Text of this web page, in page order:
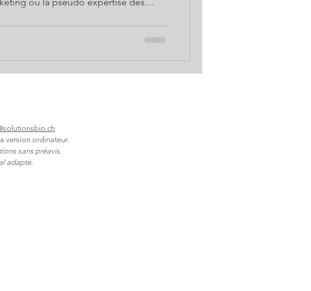
grandes arnaques et tromperies de
retrouver le plaisir de boire avec
version ordinateur.
sans préavis.
adapté.